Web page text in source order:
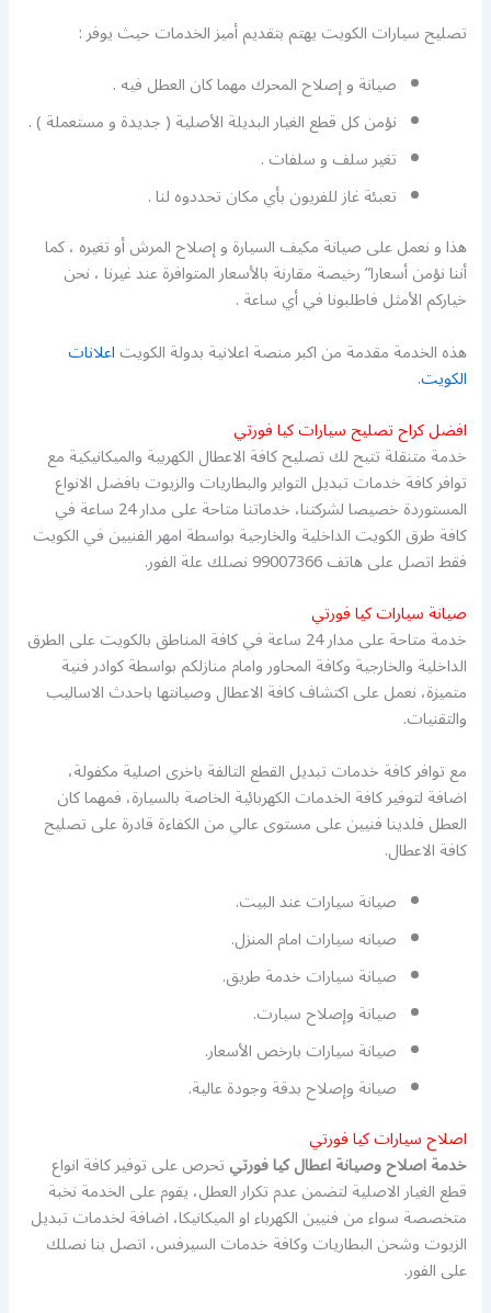
تصليح سيارات الكويت يهتم بتقديم أميز الخدمات حيث يوفر :
صيانة و إصلاح المحرك مهما كان العطل فيه .
نؤمن كل قطع الغيار البديلة الأصلية ( جديدة و مستعملة ) .
تغير سلف و سلفات .
تعبئة غاز للفريون بأي مكان تحددوه لنا .
هذا و نعمل على صيانة مكيف السيارة و إصلاح المرش أو تغيره ، كما
أننا نؤمن أسعارا” رخيصة مقارنة بالأسعار المتوافرة عند غيرنا ، نحن
خياركم الأمثل فاطلبونا في أي ساعة .
هذه الخدمة مقدمة من اكبر منصة اعلانية بدولة الكويتاعلانات
الكويت.
افضل كراح تصليح سيارات كيا فورتي
خدمة متنقلة تتيح لك تصليح كافة الاعطال الكهربية والميكانيكية مع
توافر كافة خدمات تبديل التواير والبطاريات والزيوت بافضل الانواع
المستوردة خصيصا لشركتنا، خدماتنا متاحة على مدار 24 ساعة في
كافة طرق الكويت الداخلية والخارجية بواسطة امهر الفنيين في الكويت
فقط اتصل على هاتف 99007366 نصلك علة الفور.
صيانة سيارات كيا فورتي
خدمة متاحة على مدار 24 ساعة في كافة المناطق بالكويت على الطرق
الداخلية والخارجية وكافة المحاور وامام منازلكم بواسطة كوادر فنية
متميزة، نعمل على اكتشاف كافة الاعطال وصيانتها باحدث الاساليب
والتقنيات.
مع توافر كافة خدمات تبديل القطع التالفة باخرى اصلية مكفولة،
اضافة لتوفير كافة الخدمات الكهربائية الخاصة بالسيارة، فمهما كان
العطل فلدينا فنيين على مستوى عالي من الكفاءة قادرة على تصليح
كافة الاعطال.
صيانة سيارات عند البيت.
صيانه سيارات امام المنزل.
صيانة سيارات خدمة طريق.
صيانة وإصلاح سيارت.
صيانة سيارات بارخص الأسعار.
صيانة وإصلاح بدقة وجودة عالية.
اصلاح سيارات كيا فورتي
خدمة اصلاح وصيانة اعطال كيا فورتيتحرص على توفير كافة انواع
قطع الغيار الاصلية لتضمن عدم تكرار العطل، يقوم على الخدمة نخبة
متخصصة سواء من فنيين الكهرباء او الميكانيكا، اضافة لخدمات تبديل
الزيوت وشحن البطاريات وكافة خدمات السيرفس، اتصل بنا نصلك
على الفور.